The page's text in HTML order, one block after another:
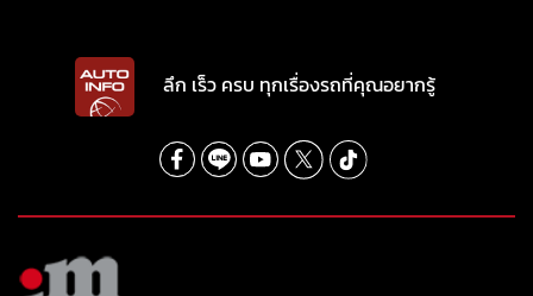
ลึก เร็ว ครบ ทุกเรื่องรถที่คุณอยากรู้